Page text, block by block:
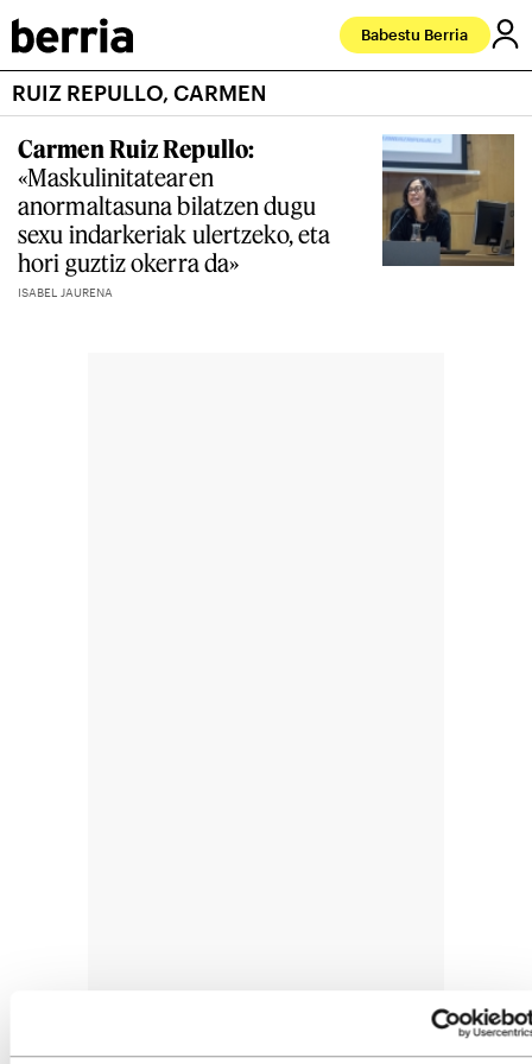
Babestu Berria
RUIZ REPULLO, CARMEN
Carmen Ruiz Repullo:
«Maskulinitatearen
anormaltasuna bilatzen dugu
sexu indarkeriak ulertzeko, eta
hori guztiz okerra da»
ISABEL JAURENA